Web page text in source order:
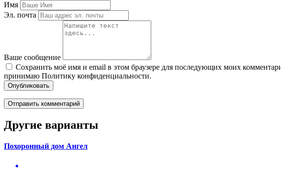
Имя
Эл. почта
Ваше сообщение
Сохранить моё имя и email в этом браузере для последующих моих
принимаю Политику конфиденциальности.
Опубликовать
Другие варианты
Похоронный дом Ангел